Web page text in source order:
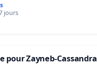
jours
pour Zayneb-Cassandra